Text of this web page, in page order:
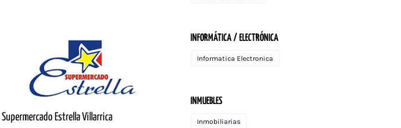
Supermercado Estrella Villarrica
INFORMÁTICA / ELECTRÓNICA
Informatica Electronica
INMUEBLES
Inmobiliarias